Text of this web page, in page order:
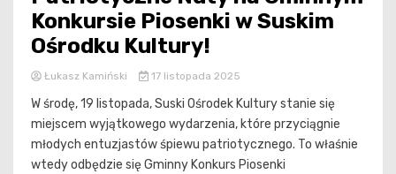
Konkursie Piosenki w Suskim
Ośrodku Kultury!
Łukasz Kamiński 17 listopada 2025
W środę, 19 listopada, Suski Ośrodek Kultury stanie się
miejscem wyjątkowego wydarzenia, które przyciągnie
młodych entuzjastów śpiewu patriotycznego. To właśnie
wtedy odbędzie się Gminny Konkurs Piosenki